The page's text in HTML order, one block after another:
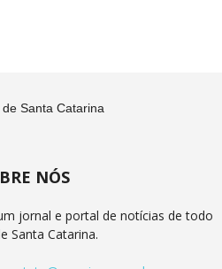
NÓS
jornal e portal de notícias de todo
Santa Catarina.